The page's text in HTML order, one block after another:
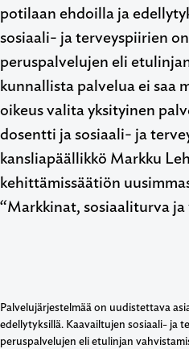
potilaan ehdoilla ja
sosiaali- ja terveyspiirien
peruspalvelujen eli
kunnallista palvelua ei saa
oikeus valita yksityinen
dosentti ja sosiaali- ja
kansliapäällikkö Markku
kehittämissäätiön
“Markkinat, sosiaaliturva
Palvelujärjestelmää on uudistettava
edellytyksillä. Kaavailtujen sosiaali- ja
peruspalvelujen eli etulinjan